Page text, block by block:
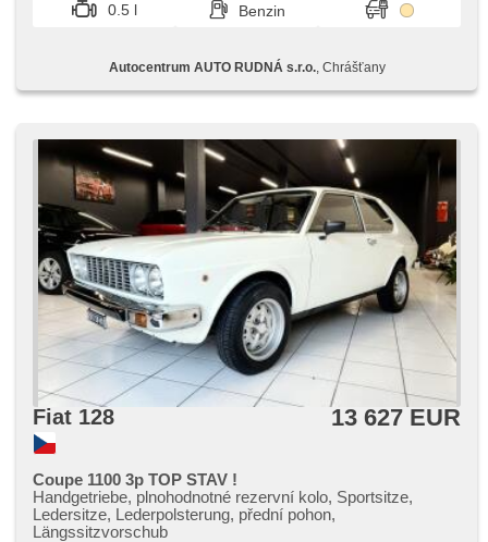
0.5 l
Benzin
Autocentrum AUTO RUDNÁ s.r.o., Chrášťany
Fiat 128 13 627 EUR
Coupe 1100 3p TOP STAV !
Handgetriebe, plnohodnotné rezervní kolo, Sportsitze,
Ledersitze, Lederpolsterung, přední pohon,
Längssitzvorschub